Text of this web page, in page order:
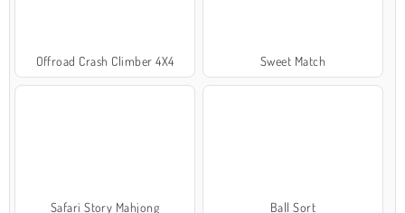
Offroad Crash Climber 4X4 Sweet Match
Safari Story Mahjong Ball Sort